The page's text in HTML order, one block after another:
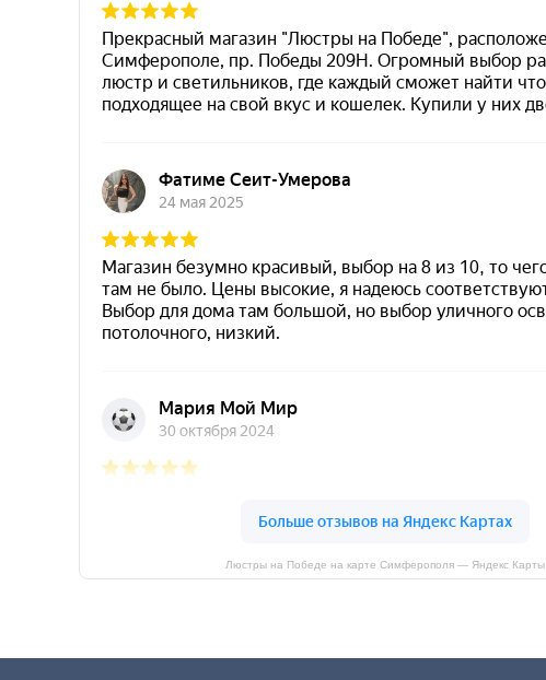
Люстры на Победе на карте Симферополя — Яндекс Карты